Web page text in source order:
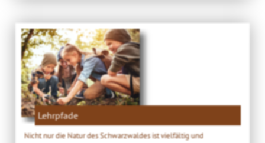
Lehrpfade
Nicht nur die Natur des Schwarzwaldes ist vielfältig und